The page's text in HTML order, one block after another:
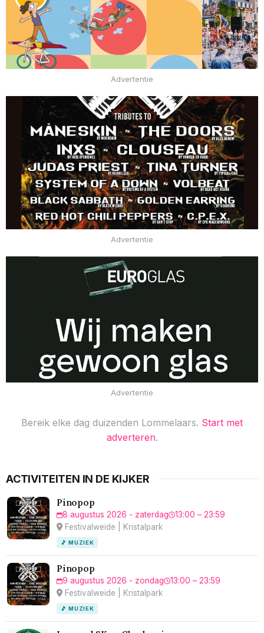
Advertentie
Advertentie
Advertentie
Bereik elke dag duizenden Lommelaars. Start met
adverteren.
ACTIVITEITEN IN DE KIJKER
Pinopop
8 augustus 2026 - zaterdag
13:00 – 23:59
Festivalweide | Kristalpark
🎵 MUZIEK
Pinopop
9 augustus 2026 - zondag
13:00 – 23:59
Festivalweide | Kristalpark
🎵 MUZIEK